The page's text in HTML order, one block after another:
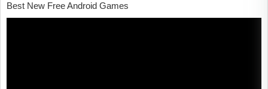
Best New Free Android Games